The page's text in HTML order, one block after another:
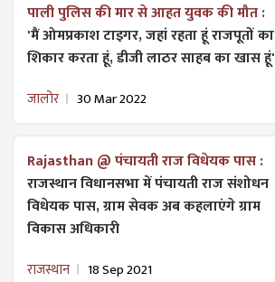
पाली पुलिस की मार से आहत युवक की मौत :
'मैं ओमप्रकाश टाइगर, जहां रहता हूं राजपूतों का
शिकार करता हूं, डीजी लाठर साहब का खास हूं'
जालोर 30 Mar 2022
Rajasthan @ पंचायती राज विधेयक पास :
राजस्थान विधानसभा में पंचायती राज ​संशोधन
विधेयक पास, ग्राम सेवक अब कहलाएंगे ग्राम
विकास अधिकारी
राजस्थान 18 Sep 2021